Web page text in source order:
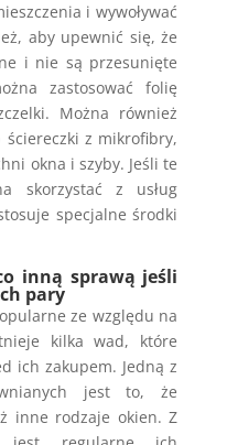
i wywoływać
aby upewnić się, że
i nie są przesunięte
zastosować folię
Można również
ściereczki z mikrofibry,
okna i szyby. Jeśli te
skorzystać z usług
specjalne środki
inną sprawą jeśli
pary
ze względu na
kilka wad, które
ich zakupem. Jedną z
jest to, że
inne rodzaje okien. Z